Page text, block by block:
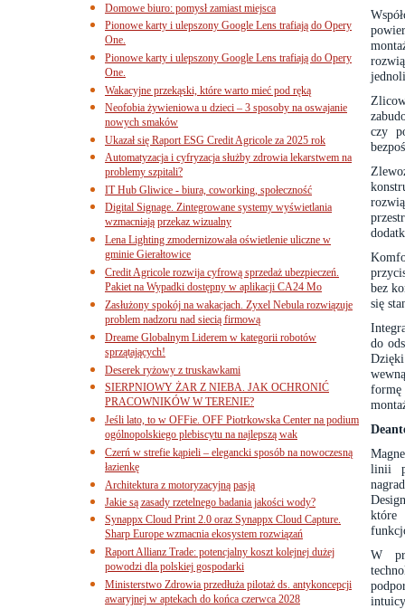
czy
bez
się
do
linii
które
W
Domowe biuro: pomysł zamiast miejsca
Pionowe karty i ulepszony Google Lens trafiają do Opery
One.
Pionowe karty i ulepszony Google Lens trafiają do Opery
One.
Wakacyjne przekąski, które warto mieć pod ręką
Neofobia żywieniowa u dzieci – 3 sposoby na oswajanie
nowych smaków
Ukazał się Raport ESG Credit Agricole za 2025 rok
Automatyzacja i cyfryzacja służby zdrowia lekarstwem na
problemy szpitali?
IT Hub Gliwice - biura, coworking, społeczność
Digital Signage. Zintegrowane systemy wyświetlania
wzmacniają przekaz wizualny
Lena Lighting zmodernizowała oświetlenie uliczne w
gminie Gierałtowice
Credit Agricole rozwija cyfrową sprzedaż ubezpieczeń.
Pakiet na Wypadki dostępny w aplikacji CA24 Mo
Zasłużony spokój na wakacjach. Zyxel Nebula rozwiązuje
problem nadzoru nad siecią firmową
Dreame Globalnym Liderem w kategorii robotów
sprzątających!
Deserek ryżowy z truskawkami
SIERPNIOWY ŻAR Z NIEBA. JAK OCHRONIĆ
PRACOWNIKÓW W TERENIE?
Jeśli lato, to w OFFie. OFF Piotrkowska Center na podium
ogólnopolskiego plebiscytu na najlepszą wak
Czerń w strefie kąpieli – elegancki sposób na nowoczesną
łazienkę
Architektura z motoryzacyjną pasją
Jakie są zasady rzetelnego badania jakości wody?
Synappx Cloud Print 2.0 oraz Synappx Cloud Capture.
Sharp Europe wzmacnia ekosystem rozwiązań
Raport Allianz Trade: potencjalny koszt kolejnej dużej
powodzi dla polskiej gospodarki
Ministerstwo Zdrowia przedłuża pilotaż ds. antykoncepcji
awaryjnej w aptekach do końca czerwca 2028